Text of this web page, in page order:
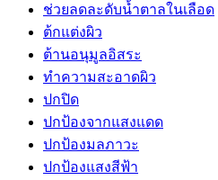
ช่วยลดละดับน้ำตาลในเลือด
ต้กแต่งผิว
ต้านอนุมูลอิสระ
ทำความสะอาดผิว
ปกปิด
ปกป้องจากแสงแดด
ปกป้องมลภาวะ
ปกป้องแสงสีฟ้า